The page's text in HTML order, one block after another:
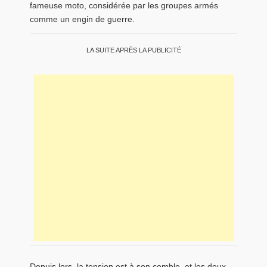
fameuse moto, considérée par les groupes armés
comme un engin de guerre.
LA SUITE APRÈS LA PUBLICITÉ